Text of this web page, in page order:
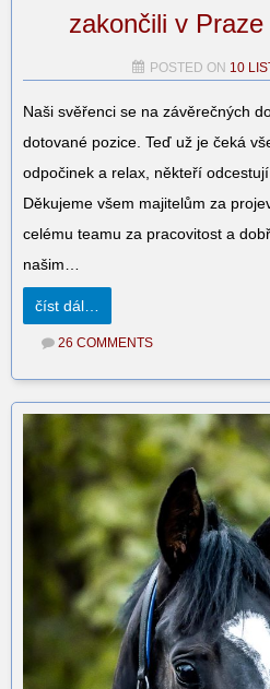
zakončili v
POSTED ON 10
Naši svěřenci se na závěrečných
dotované pozice. Teď už je čeká
odpočinek a relax, někteří
Děkujeme všem majitelům za
celému teamu za pracovitost a
našim…
číst dál…
26 COMMENTS